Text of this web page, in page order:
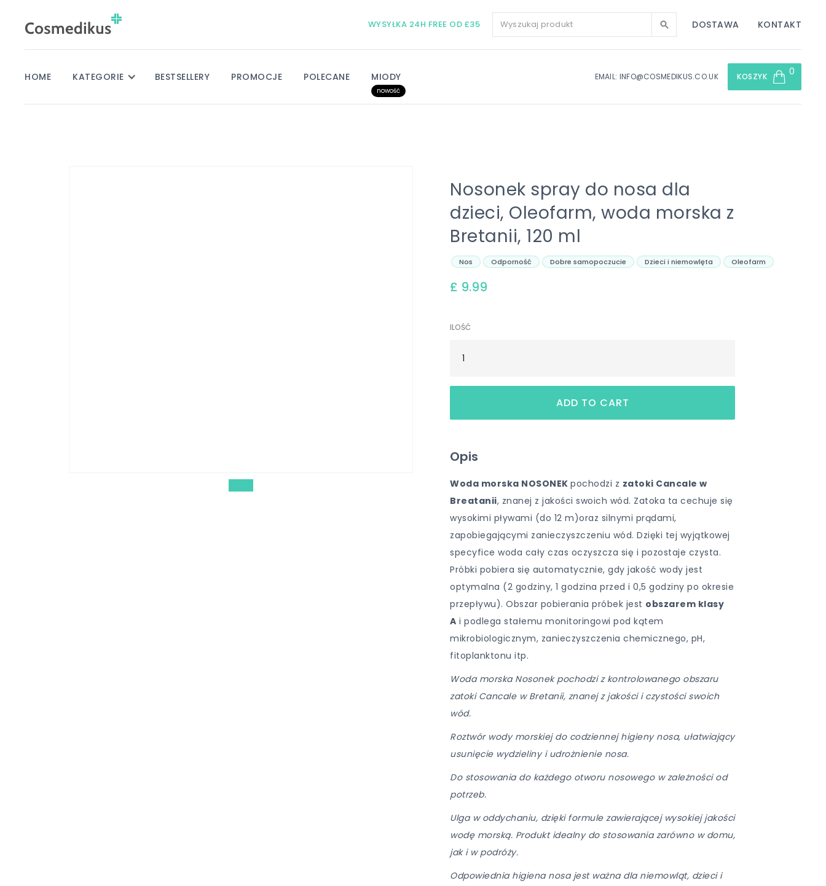
WYSYŁKA 24H FREE OD £35 DOSTAWA KONTAKT
HOME KATEGORIE BESTSELLERY PROMOCJE POLECANE MIODY
nowość
EMAIL: INFO@COSMEDIKUS.CO.UK KOSZYK 0
Nosonek spray do nosa dla
dzieci, Oleofarm, woda morska z
Bretanii, 120 ml
Nos Odporność Dobre samopoczucie Dzieci i niemowlęta Oleofarm
£ 9.99
ILOŚĆ
Opis
Woda morska NOSONEK pochodzi z zatoki Cancale w
Breatanii, znanej z jakości swoich wód. Zatoka ta cechuje się
wysokimi pływami (do 12 m)oraz silnymi prądami,
zapobiegającymi zanieczyszczeniu wód. Dzięki tej wyjątkowej
specyfice woda cały czas oczyszcza się i pozostaje czysta.
Próbki pobiera się automatycznie, gdy jakość wody jest
optymalna (2 godziny, 1 godzina przed i 0,5 godziny po okresie
przepływu). Obszar pobierania próbek jest obszarem klasy
A i podlega stałemu monitoringowi pod kątem
mikrobiologicznym, zanieczyszczenia chemicznego, pH,
fitoplanktonu itp.
Woda morska Nosonek pochodzi z kontrolowanego obszaru
zatoki Cancale w Bretanii, znanej z jakości i czystości swoich
wód.
Roztwór wody morskiej do codziennej higieny nosa, ułatwiający
usunięcie wydzieliny i udrożnienie nosa.
Do stosowania do każdego otworu nosowego w zależności od
potrzeb.
Ulga w oddychaniu, dzięki formule zawierającej wysokiej jakości
wodę morską. Produkt idealny do stosowania zarówno w domu,
jak i w podróży.
Odpowiednia higiena nosa jest ważna dla niemowląt, dzieci i